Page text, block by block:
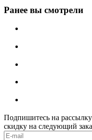
Ранее вы смотрели
Подпишитесь на
скидку на следующий